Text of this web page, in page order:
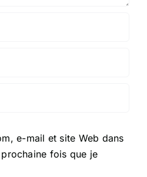
e-mail et site Web dans
fois que je